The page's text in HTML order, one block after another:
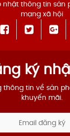
nhật thông tin sản
mạng xã hội
ký
tin về sản
khuyến mãi.